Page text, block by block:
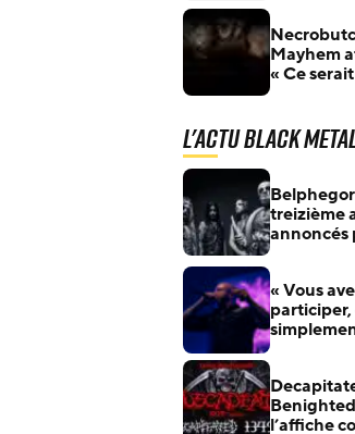
Mayhem
« Ce
L'actu Black
treizième
annoncés
« Vous
participer,
l’affiche